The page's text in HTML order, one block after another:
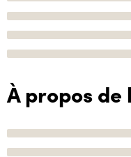
À propos